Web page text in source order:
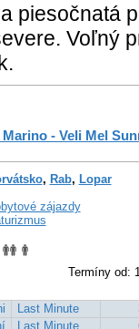
piesočnatá
Voľný
- Veli Mel
, Rab, Lopar
zájazdy
Termíny od:
Last Minute
Last Minute